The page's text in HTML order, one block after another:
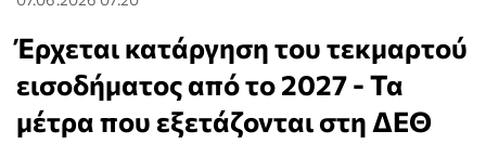
Έρχεται κατάργηση του τεκμαρτού
εισοδήματος από το 2027 - Τα
μέτρα που εξετάζονται στη ΔΕΘ